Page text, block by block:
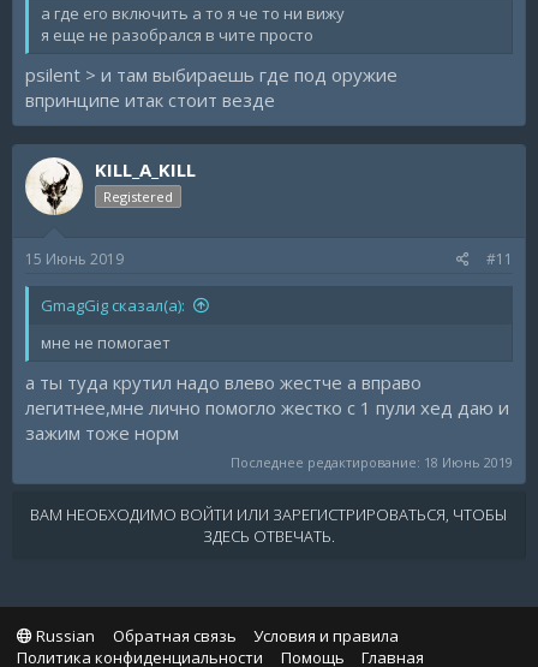
а где его включить а то я че то ни вижу
я еще не разобрался в чите просто
psilent > и там выбираешь где под оружие
впринципе итак стоит везде
KILL_A_KILL
Registered
15 Июнь 2019 #11
GmagGig сказал(а):
мне не помогает
а ты туда крутил надо влево жестче а вправо
легитнее,мне лично помогло жестко с 1 пули хед даю и
зажим тоже норм
Последнее редактирование: 18 Июнь 2019
ВАМ НЕОБХОДИМО ВОЙТИ ИЛИ ЗАРЕГИСТРИРОВАТЬСЯ, ЧТОБЫ
ЗДЕСЬ ОТВЕЧАТЬ.
Russian Обратная связь
Условия и правила
Политика конфиденциальности
Помощь Главная